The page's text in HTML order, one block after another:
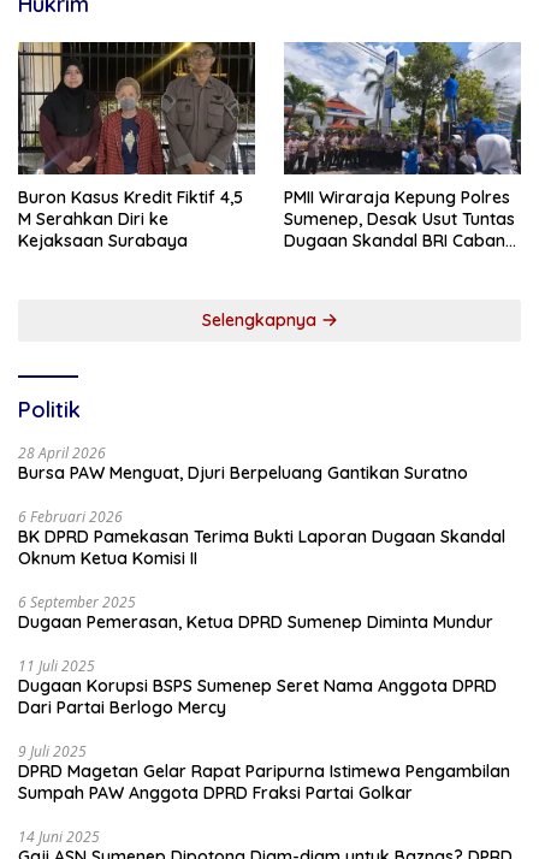
Buron Kasus Kredit Fiktif 4,5
M Serahkan Diri ke
Kejaksaan Surabaya
PMII Wiraraja Kepung Polres
Sumenep, Desak Usut Tuntas
Dugaan Skandal BRI Cabang
Selengkapnya
Politik
28 April 2026
Bursa PAW Menguat, Djuri Berpeluang Gantikan Suratno
6 Februari 2026
BK DPRD Pamekasan Terima Bukti Laporan Dugaan Skandal
Oknum Ketua Komisi II
6 September 2025
Dugaan Pemerasan, Ketua DPRD Sumenep Diminta Mundur
11 Juli 2025
Dugaan Korupsi BSPS Sumenep Seret Nama Anggota DPRD
Dari Partai Berlogo Mercy
9 Juli 2025
DPRD Magetan Gelar Rapat Paripurna Istimewa Pengambilan
Sumpah PAW Anggota DPRD Fraksi Partai Golkar
14 Juni 2025